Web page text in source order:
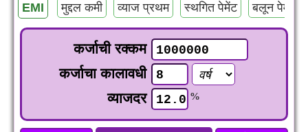
EMI मुद्दल कमी व्याज प्रथम स्थगित पेमेंट बलून पेमेंट
कर्जाची रक्कम
कर्जाचा कालावधी
व्याजदर
%